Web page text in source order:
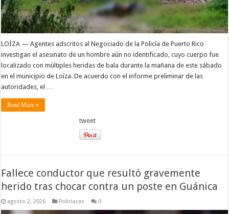
LOÍZA — Agentes adscritos al Negociado de la Policía de Puerto Rico
investigan el asesinato de un hombre aún no identificado, cuyo cuerpo fue
localizado con múltiples heridas de bala durante la mañana de este sábado
en el municipio de Loíza. De acuerdo con el informe preliminar de las
autoridades, el …
Read More »
tweet
Fallece conductor que resultó gravemente
herido tras chocar contra un poste en Guánica
agosto 2, 2026 Policiacas 0